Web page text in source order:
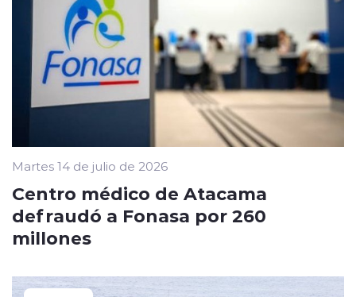
Martes 14 de julio de 2026
Centro médico de Atacama
defraudó a Fonasa por 260
millones